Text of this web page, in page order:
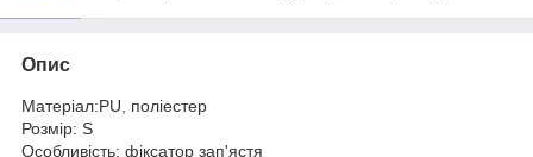
Опис
Матеріал:PU, поліестер
Розмір: S
Особливість: фіксатор зап'ястя